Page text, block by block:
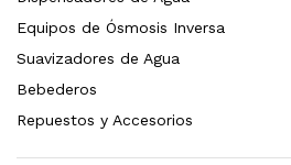
Equipos de Ósmosis Inversa
Suavizadores de Agua
Bebederos
Repuestos y Accesorios
Leer más
2.5×10 Sedimentos Y Carbón